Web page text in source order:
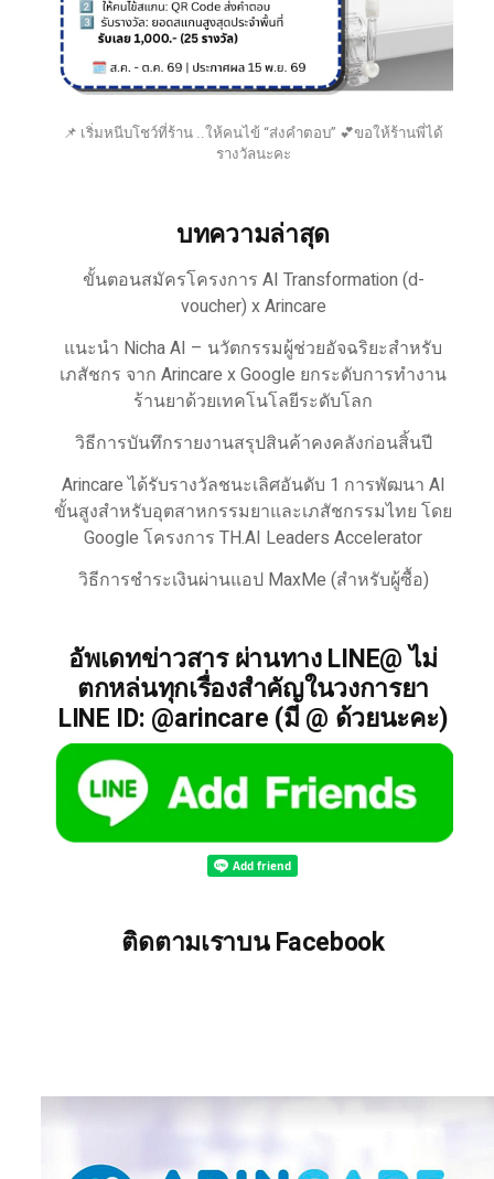
📌 เริ่มหนีบโชว์ที่ร้าน ..ให้คนไข้ “ส่งคำตอบ” 💕ขอให้ร้านพี่ได้
รางวัลนะคะ
บทความล่าสุด
ขั้นตอนสมัครโครงการ AI Transformation (d-
voucher) x Arincare
แนะนำ Nicha AI – นวัตกรรมผู้ช่วยอัจฉริยะสำหรับ
เภสัชกร จาก Arincare x Google ยกระดับการทำงาน
ร้านยาด้วยเทคโนโลยีระดับโลก
วิธีการบันทึกรายงานสรุปสินค้าคงคลังก่อนสิ้นปี
Arincare ได้รับรางวัลชนะเลิศอันดับ 1 การพัฒนา AI
ขั้นสูงสำหรับอุตสาหกรรมยาและเภสัชกรรมไทย โดย
Google โครงการ TH.AI Leaders Accelerator
วิธีการชำระเงินผ่านแอป MaxMe (สำหรับผู้ซื้อ)
อัพเดทข่าวสาร ผ่านทาง LINE@ ไม่
ตกหล่นทุกเรื่องสำคัญในวงการยา
LINE ID: @arincare (มี @ ด้วยนะคะ)
ติดตามเราบน Facebook